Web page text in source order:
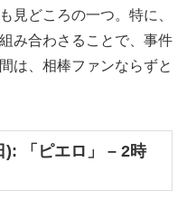
見どころの一つ。特に、
み合わさることで、事件
は、相棒ファンならずと
「ピエロ」 – 2時